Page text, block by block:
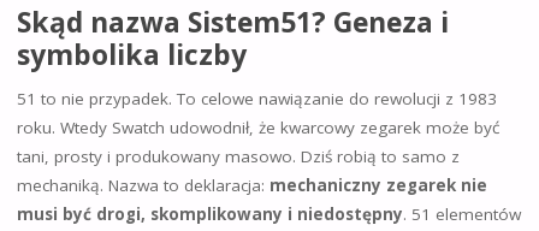
Skąd nazwa Sistem51? Geneza i
symbolika liczby
51 to nie przypadek. To celowe nawiązanie do rewolucji z 1983
roku. Wtedy Swatch udowodnił, że kwarcowy zegarek może być
tani, prosty i produkowany masowo. Dziś robią to samo z
mechaniką. Nazwa to deklaracja: mechaniczny zegarek nie
musi być drogi, skomplikowany i niedostępny. 51 elementów